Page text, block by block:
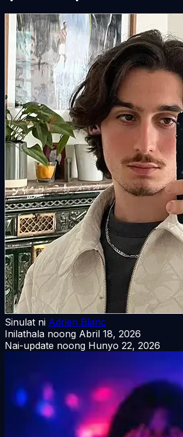
Sinulat ni Adrien Blanc
Inilathala noong Abril 18, 2026
Nai-update noong Hunyo 22, 2026